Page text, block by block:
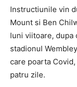
Instructiunile vin
Mount si Ben
luni viitoare, dupa
stadionul
care poarta
patru zile.